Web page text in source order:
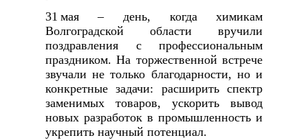
31 мая – день, когда химикам
Волгоградской области вручили
поздравления с профессиональным
праздником. На торжественной встрече
звучали не только благодарности, но и
конкретные задачи: расширить спектр
заменимых товаров, ускорить вывод
новых разработок в промышленность и
укрепить научный потенциал.